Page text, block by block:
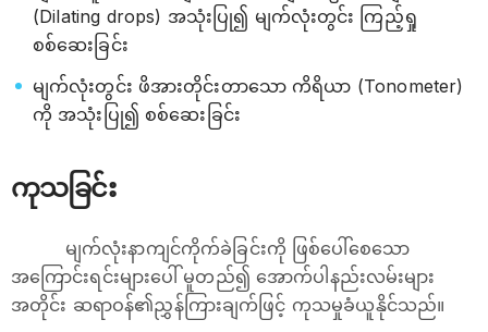
(Dilating drops) အသုံးပြု၍ မျက်လုံးတွင်း ကြည့်ရှု
စစ်ဆေးခြင်း
မျက်လုံးတွင်း ဖိအားတိုင်းတာသော ကိရိယာ (Tonometer)
ကို အသုံးပြု၍ စစ်ဆေးခြင်း
ကုသခြင်း
မျက်လုံးနာကျင်ကိုက်ခဲခြင်းကို ဖြစ်ပေါ်စေသော
အကြောင်းရင်းများပေါ် မူတည်၍ အောက်ပါနည်းလမ်းများ
အတိုင်း ဆရာဝန်၏ညွှန်ကြားချက်ဖြင့် ကုသမှုခံယူနိုင်သည်။